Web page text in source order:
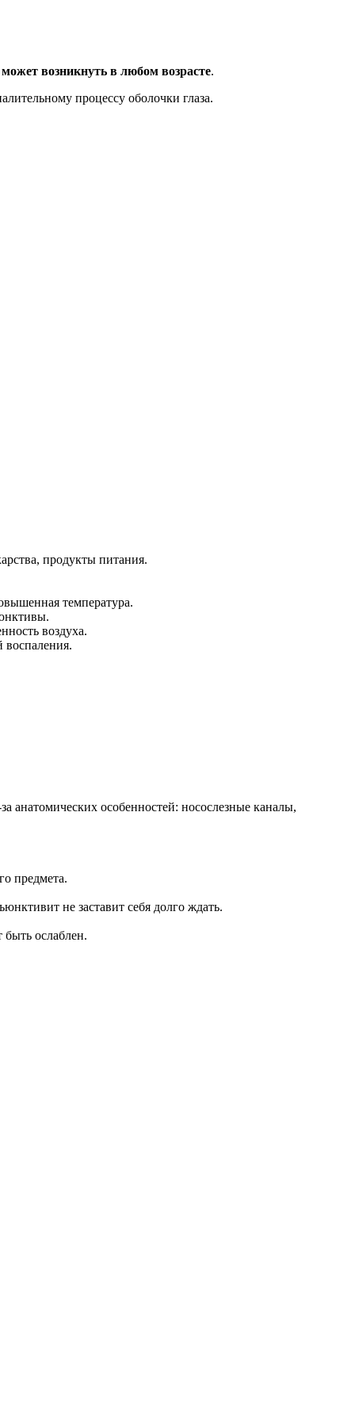
может возникнуть в любом возрасте.
процессу оболочки глаза.
продукты питания.
температура.
воздуха.
воспаления.
анатомических особенностей: носослезные каналы,
предмета.
не заставит себя долго ждать.
ослаблен.